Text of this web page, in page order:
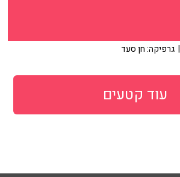
| גרפיקה: חן סעד
עוד קטעים